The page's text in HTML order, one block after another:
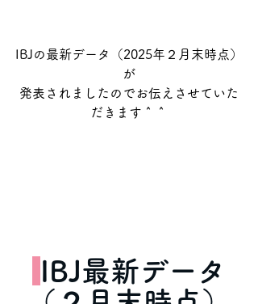
IBJの最新データ（2025年２月末時点）
が
発表されましたのでお伝えさせていた
だきます＾＾
IBJ最新データ